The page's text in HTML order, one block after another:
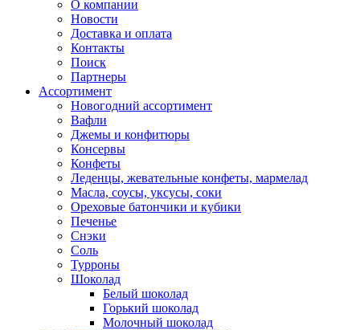
О компании
Новости
Доставка и оплата
Контакты
Поиск
Партнеры
Ассортимент
Новогодний ассортимент
Вафли
Джемы и конфитюры
Консервы
Конфеты
Леденцы, жевательные конфеты, мармелад
Масла, соусы, уксусы, соки
Ореховые батончики и кубики
Печенье
Снэки
Соль
Турроны
Шоколад
Белый шоколад
Горький шоколад
Молочный шоколад